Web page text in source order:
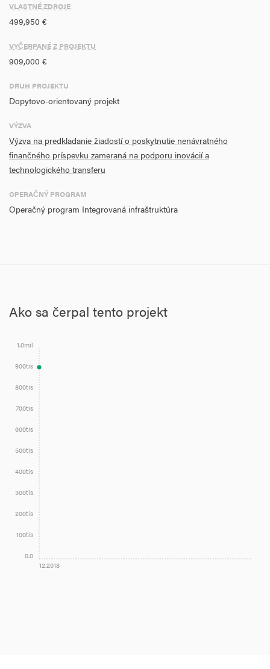
VLASTNÉ ZDROJE
499,950 €
VYČERPANÉ Z PROJEKTU
909,000 €
DRUH PROJEKTU
Dopytovo-orientovaný projekt
VÝZVA
Výzva na predkladanie žiadostí o poskytnutie nenávratného
finančného príspevku zameraná na podporu inovácií a
technologického transferu
OPERAČNÝ PROGRAM
Operačný program Integrovaná infraštruktúra
Ako sa čerpal tento projekt
12.2018
0.0
100tis
200tis
300tis
400tis
500tis
600tis
700tis
800tis
900tis
1.0mil